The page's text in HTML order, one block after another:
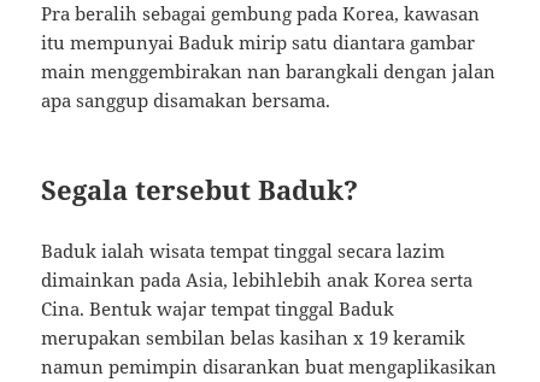
Pra beralih sebagai gembung pada Korea, kawasan
itu mempunyai Baduk mirip satu diantara gambar
main menggembirakan nan barangkali dengan jalan
apa sanggup disamakan bersama.
Segala tersebut Baduk?
Baduk ialah wisata tempat tinggal secara lazim
dimainkan pada Asia, lebihlebih anak Korea serta
Cina. Bentuk wajar tempat tinggal Baduk
merupakan sembilan belas kasihan x 19 keramik
namun pemimpin disarankan buat mengaplikasikan